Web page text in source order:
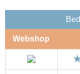
Webshop